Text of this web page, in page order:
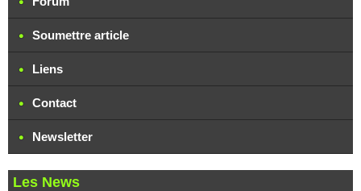
Soumettre article
Liens
Contact
Newsletter
Les News